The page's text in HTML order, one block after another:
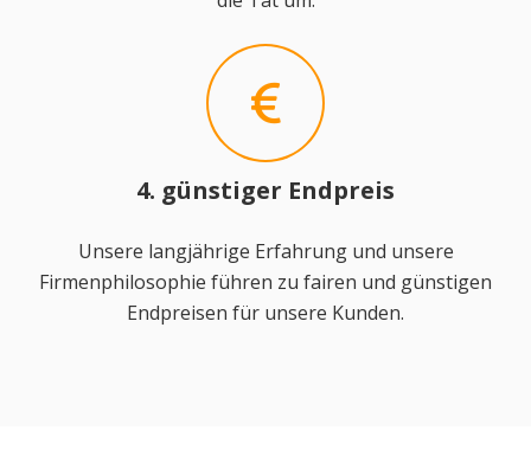
4. günstiger Endpreis
Unsere langjährige Erfahrung und unsere
Firmenphilosophie führen zu fairen und günstigen
Endpreisen für unsere Kunden.